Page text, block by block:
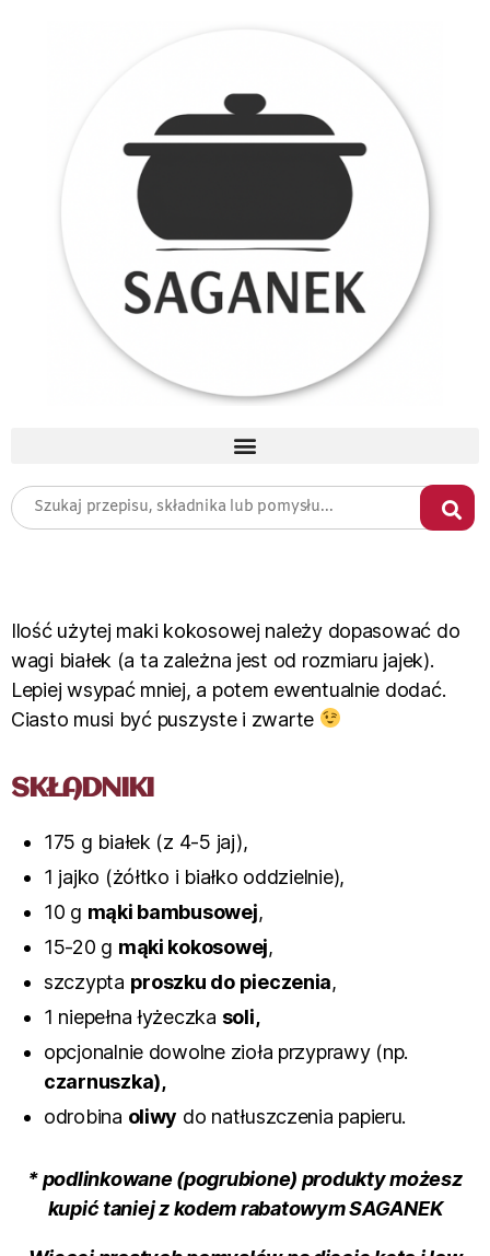
Ilość użytej maki kokosowej należy dopasować do
wagi białek (a ta zależna jest od rozmiaru jajek).
Lepiej wsypać mniej, a potem ewentualnie dodać.
Ciasto musi być puszyste i zwarte
SKŁADNIKI
175 g białek (z 4-5 jaj),
1 jajko (żółtko i białko oddzielnie),
10 g mąki bambusowej,
15-20 g mąki kokosowej,
szczypta proszku do pieczenia,
1 niepełna łyżeczka soli,
opcjonalnie dowolne zioła przyprawy (np.
czarnuszka),
odrobina oliwy do natłuszczenia papieru.
* podlinkowane (pogrubione) produkty możesz
kupić taniej z kodem rabatowym SAGANEK